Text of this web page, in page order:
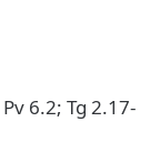
6.2; Tg 2.17-